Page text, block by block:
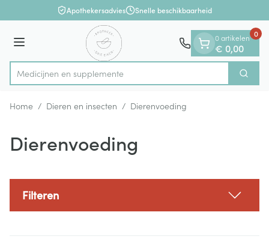
Ga naar de inhoudApothekersadvies Snelle beschikbaarheid
Menu
Product, merk, categorie...
Medic Zoek
0 artikelen
€ 0,00
0
Home / Dieren en insecten / Dierenvoeding
Dierenvoeding
Filteren